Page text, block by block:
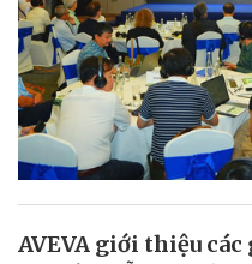
AVEVA giới thiệu